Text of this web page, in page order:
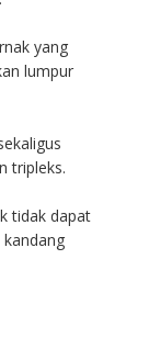
yang
lumpur
tripleks.
tidak dapat